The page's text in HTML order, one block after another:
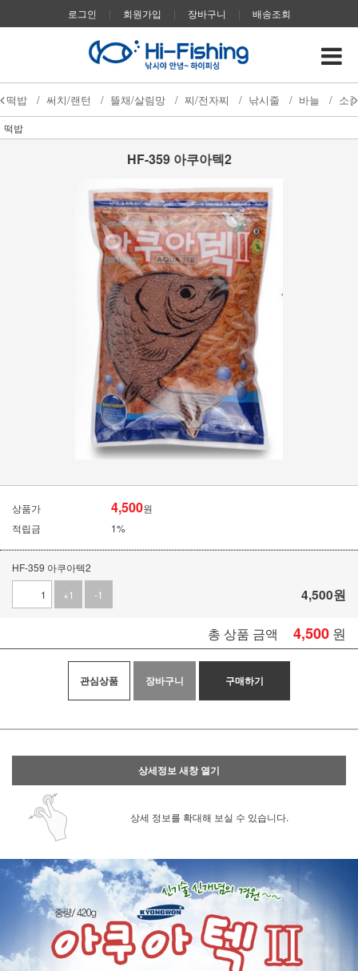
로그인 | 회원가입 | 장바구니 | 배송조회
떡밥 / 써치/랜턴 / 뜰채/살림망 / 찌/전자찌 / 낚시줄 / 바늘 / 소
떡밥
HF-359 아쿠아텍2
상품가 4,500원
적립금
1%
HF-359 아쿠아텍2
+1
-1 4,500원
총 상품 금액 4,500 원
관심상품 장바구니 구매하기
상세정보 새창 열기
상세 정보를 확대해 보실 수 있습니다.